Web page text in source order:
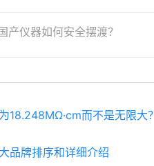
产仪器如何安全摆渡？
18.248MΩ·cm而不是无限大？
品牌排序和详细介绍